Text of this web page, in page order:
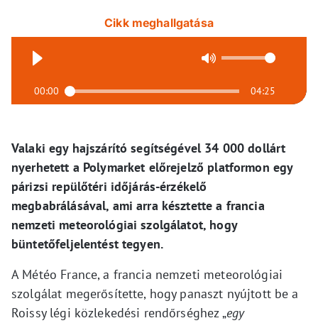
Cikk meghallgatása
00:00 04:25
Valaki egy hajszárító segítségével 34 000 dollárt
nyerhetett a Polymarket előrejelző platformon egy
párizsi repülőtéri időjárás-érzékelő
megbabrálásával, ami arra késztette a francia
nemzeti meteorológiai szolgálatot, hogy
büntetőfeljelentést tegyen.
A Météo France, a francia nemzeti meteorológiai
szolgálat megerősítette, hogy panaszt nyújtott be a
Roissy légi közlekedési rendőrséghez „egy